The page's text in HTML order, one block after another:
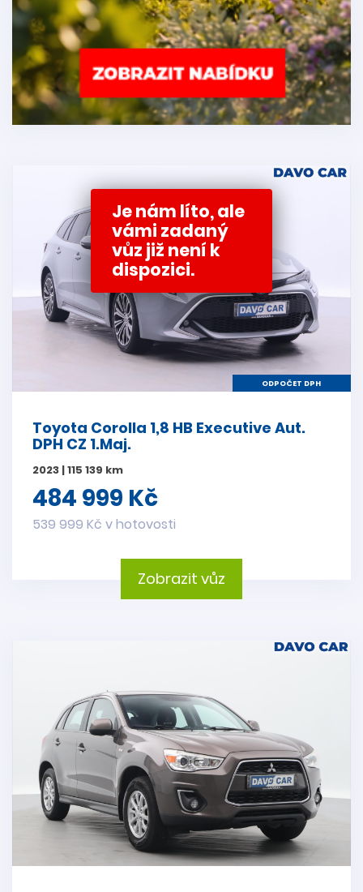
Je nám líto, ale
vámi zadaný
vůz již není k
dispozici.
ODPOČET DPH
Toyota Corolla 1,8 HB Executive Aut.
DPH CZ 1.Maj.
2023 | 115 139 km
484 999 Kč
539 999 Kč v hotovosti
Zobrazit vůz